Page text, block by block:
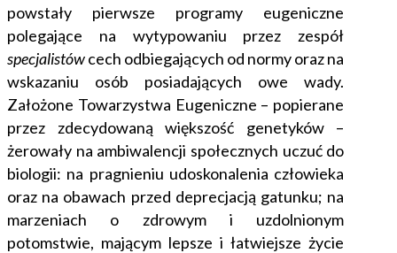
powstały pierwsze programy eugeniczne
polegające na wytypowaniu przez zespół
specjalistówcech odbiegających od normy oraz na
wskazaniu osób posiadających owe wady.
Założone Towarzystwa Eugeniczne – popierane
przez zdecydowaną większość genetyków –
żerowały na ambiwalencji społecznych uczuć do
biologii: na pragnieniu udoskonalenia człowieka
oraz na obawach przed deprecjacją gatunku; na
marzeniach o zdrowym i uzdolnionym
potomstwie, mającym lepsze i łatwiejsze życie